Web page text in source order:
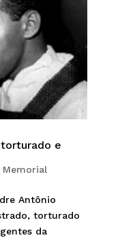
e
Memorial
Antônio
torturado
da